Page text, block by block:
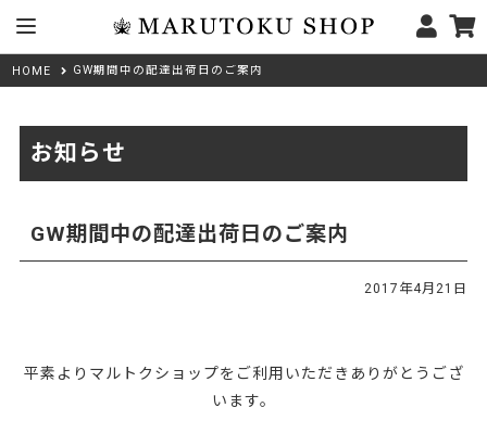
HOME GW期間中の配達出荷日のご案内
お知らせ
GW期間中の配達出荷日のご案内
2017年4月21日
平素よりマルトクショップをご利用いただきありがとうござ
います。